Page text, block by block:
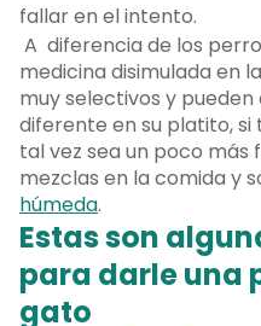
fallar en el intento.
A diferencia de los
medicina disimulada en
muy selectivos y
diferente en su platito,
tal vez sea un poco más
mezclas en la comida y
húmeda.
Estas son
para darle una
gato